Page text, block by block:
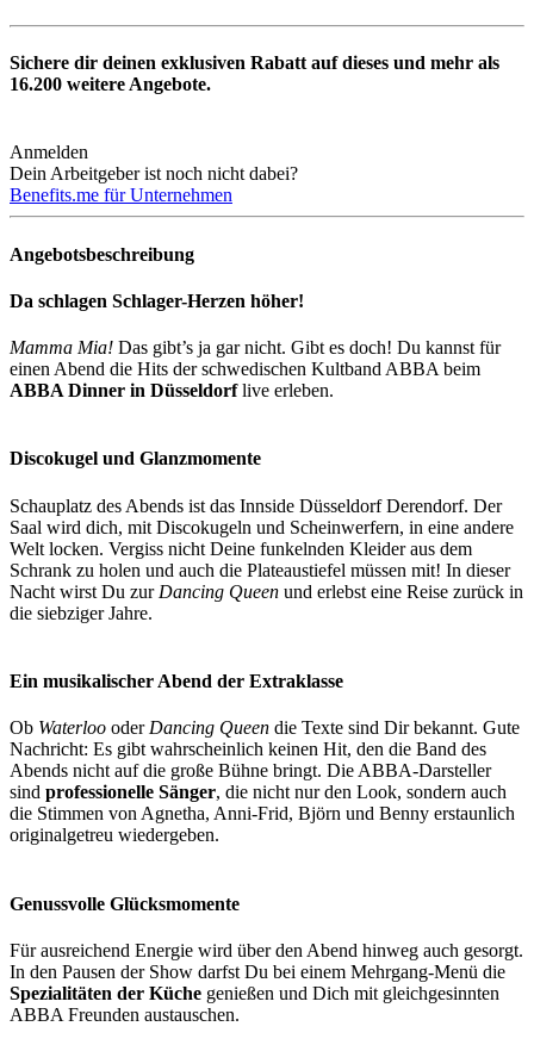
Sichere dir deinen exklusiven Rabatt auf dieses und mehr als
16.200 weitere Angebote.
Anmelden
Dein Arbeitgeber ist noch nicht dabei?
Benefits.me für Unternehmen
Angebotsbeschreibung
Da schlagen Schlager-Herzen höher!
Mamma Mia! Das gibt’s ja gar nicht. Gibt es doch! Du kannst für
einen Abend die Hits der schwedischen Kultband ABBA beim
ABBA Dinner in Düsseldorflive erleben.
Discokugel und Glanzmomente
Schauplatz des Abends ist das Innside Düsseldorf Derendorf. Der
Saal wird dich, mit Discokugeln und Scheinwerfern, in eine andere
Welt locken. Vergiss nicht Deine funkelnden Kleider aus dem
Schrank zu holen und auch die Plateaustiefel müssen mit! In dieser
Nacht wirst Du zur Dancing Queen und erlebst eine Reise zurück in
die siebziger Jahre.
Ein musikalischer Abend der Extraklasse
Ob Waterloo oder Dancing Queen die Texte sind Dir bekannt. Gute
Nachricht: Es gibt wahrscheinlich keinen Hit, den die Band des
Abends nicht auf die große Bühne bringt. Die ABBA-Darsteller
sind professionelle Sänger, die nicht nur den Look, sondern auch
die Stimmen von Agnetha, Anni-Frid, Björn und Benny erstaunlich
originalgetreu wiedergeben.
Genussvolle Glücksmomente
Für ausreichend Energie wird über den Abend hinweg auch gesorgt.
In den Pausen der Show darfst Du bei einem Mehrgang-Menü die
Spezialitäten der Küche genießen und Dich mit gleichgesinnten
ABBA Freunden austauschen.